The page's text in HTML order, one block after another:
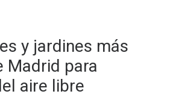
y jardines más
Madrid para
aire libre